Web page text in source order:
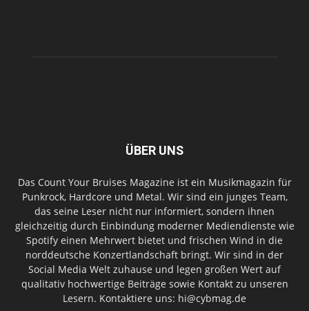
ÜBER UNS
Das Count Your Bruises Magazine ist ein Musikmagazin für
Punkrock, Hardcore und Metal. Wir sind ein junges Team,
das seine Leser nicht nur informiert, sondern ihnen
gleichzeitig durch Einbindung moderner Mediendienste wie
Spotify einen Mehrwert bietet und frischen Wind in die
norddeutsche Konzertlandschaft bringt. Wir sind in der
Social Media Welt zuhause und legen großen Wert auf
qualitativ hochwertige Beiträge sowie Kontakt zu unseren
Lesern. Kontaktiere uns: hi@cybmag.de